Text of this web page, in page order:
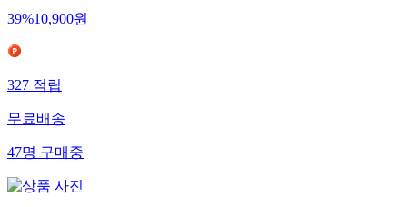
39%10,900원
327적립
무료배송
47명구매중